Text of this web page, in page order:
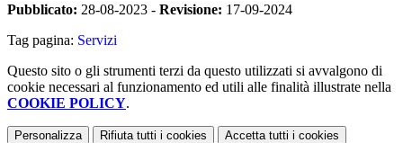
Pubblicato: 28-08-2023 - Revisione: 17-09-2024
Tag pagina: Servizi
Questo sito o gli strumenti terzi da questo utilizzati si avvalgono di
cookie necessari al funzionamento ed utili alle finalità illustrate nella
COOKIE POLICY.
Personalizza Rifiuta tutti i cookies Accetta tutti i cookies